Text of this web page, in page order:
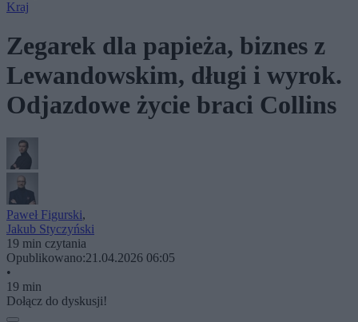
Kraj
Zegarek dla papieża, biznes z
Lewandowskim, długi i wyrok.
Odjazdowe życie braci Collins
Paweł Figurski,
Jakub Styczyński
19 min czytania
Opublikowano:21.04.2026 06:05
•
19 min
Dołącz do dyskusji!